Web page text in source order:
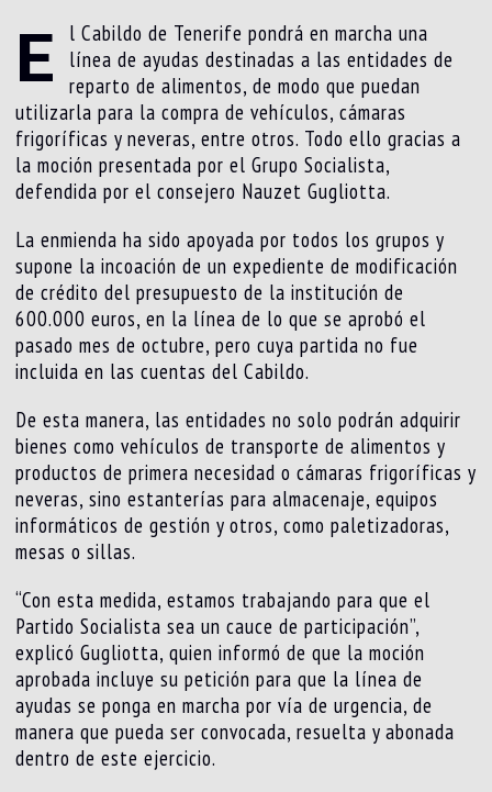
E
l Cabildo de Tenerife pondrá en marcha una
línea de ayudas destinadas a las entidades de
reparto de alimentos, de modo que puedan
utilizarla para la compra de vehículos, cámaras
frigoríficas y neveras, entre otros. Todo ello gracias a
la moción presentada por el Grupo Socialista,
defendida por el consejero Nauzet Gugliotta.
La enmienda ha sido apoyada por todos los grupos y
supone la incoación de un expediente de modificación
de crédito del presupuesto de la institución de
600.000 euros, en la línea de lo que se aprobó el
pasado mes de octubre, pero cuya partida no fue
incluida en las cuentas del Cabildo.
De esta manera, las entidades no solo podrán adquirir
bienes como vehículos de transporte de alimentos y
productos de primera necesidad o cámaras frigoríficas y
neveras, sino estanterías para almacenaje, equipos
informáticos de gestión y otros, como paletizadoras,
mesas o sillas.
“Con esta medida, estamos trabajando para que el
Partido Socialista sea un cauce de participación”,
explicó Gugliotta, quien informó de que la moción
aprobada incluye su petición para que la línea de
ayudas se ponga en marcha por vía de urgencia, de
manera que pueda ser convocada, resuelta y abonada
dentro de este ejercicio.